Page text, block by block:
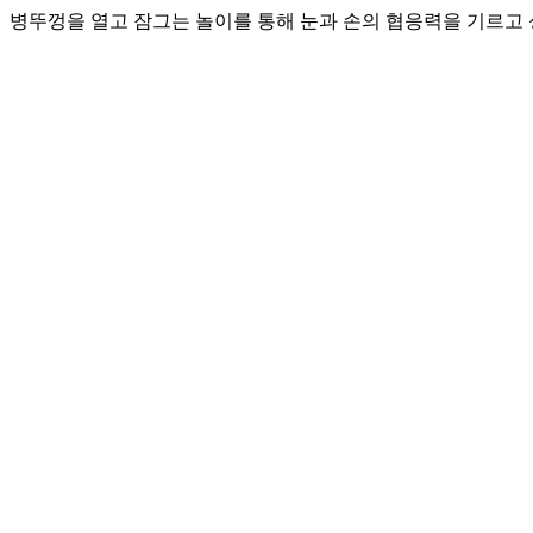
병뚜껑을 열고 잠그는 놀이를 통해 눈과 손의 협응력을 기르고